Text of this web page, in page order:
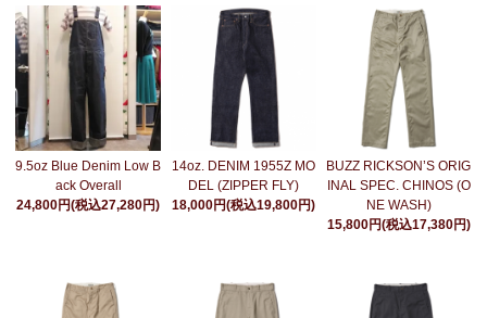
9.5oz Blue Denim Low B
ack Overall
24,800円(税込27,280円)
14oz. DENIM 1955Z MO
DEL (ZIPPER FLY)
18,000円(税込19,800円)
BUZZ RICKSON’S ORIG
INAL SPEC. CHINOS (O
NE WASH)
15,800円(税込17,380円)